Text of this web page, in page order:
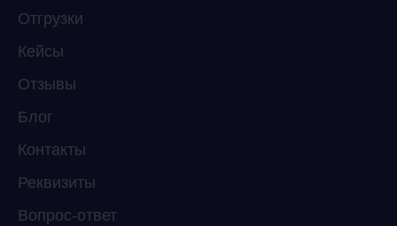
Отгрузки
Кейсы
Отзывы
Блог
Контакты
Реквизиты
Вопрос-ответ
Мессенджеры
Свяжитесь с нами через любой удобный
Telegram